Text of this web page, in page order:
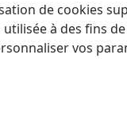
de cookies
à des fins
vos